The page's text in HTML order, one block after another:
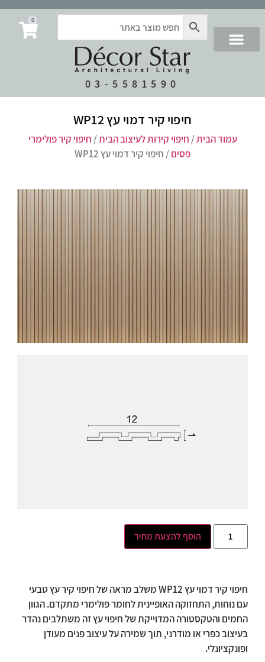
03-5581590
0
חיפוי קיר דמוי עץ WP12
עמוד הבית/ חיפוי קירות לעיצוב הבית/ חיפוי קיר פולימרי
פסים/ חיפוי קיר דמוי עץ WP12
הוסף להצעת מחיר
חיפוי קיר דמוי עץ WP12 משלב מראה של חיפוי קיר עץ טבעי
עם נוחות, התחזוקה האופיינית לחומר פולימרי מתקדם. הגוון
החמים והטקסטורה המדוייקת של חיפוי עץ זה משתלבים נהדר
בעיצוב כפרי או מודרני, תוך שמירה על עיצוב פנים מעודן
ופונקציונלי.